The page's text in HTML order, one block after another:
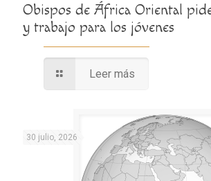
Obispos de África Oriental
y trabajo para los jóvenes
Leer más
30 julio, 2026